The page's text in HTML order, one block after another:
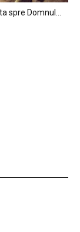
spre Domnul…